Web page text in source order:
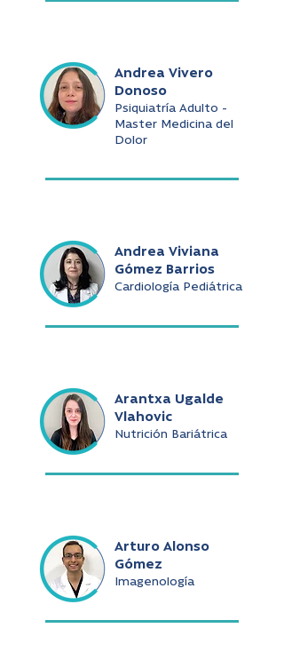
Andrea Vivero
Donoso
Psiquiatría Adulto -
Master Medicina del
Dolor
Andrea Viviana
Gómez Barrios
Cardiología Pediátrica
Arantxa Ugalde
Vlahovic
Nutrición Bariátrica
Arturo Alonso
Gómez
Imagenología